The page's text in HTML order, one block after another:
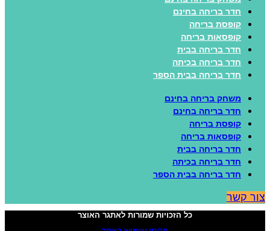
חדר בריחה בחינם
קופסת בריחה
קופסאות בריחה
חדר בריחה בבית
חדר בריחה בכיתה
חדר בריחה בבית הספר
משחק בריחה בחינם
חדר בריחה בחינם
קופסת בריחה
קופסאות בריחה
חדר בריחה בבית
חדר בריחה בכיתה
חדר בריחה בבית הספר
קשר
כל הזכויות שמורות לאתגר האוצר